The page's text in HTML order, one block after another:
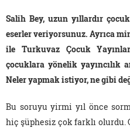
Salih Bey, uzun yıllardır
eserler veriyorsunuz. Ayrıca
ile Turkuvaz Çocuk
çocuklara yönelik yayıncılık
Neler yapmak istiyor, ne gibi
Bu soruyu yirmi yıl önce
hiç şüphesiz çok farklı olurdu.